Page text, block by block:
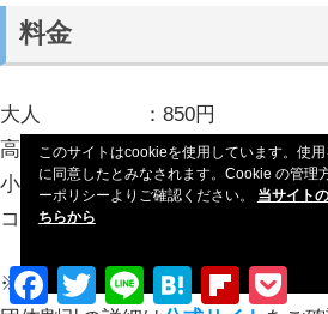
料金
大人 ：850円
高校生 ：550円
小中学生 ：350円
コインロッカー：100円
※20名以上の団体であれば団体割
Facebook
TwitterLine HatenaFlipboard
このサイトはcookieを使用しています。使
に同意したとみなされます。Cookie の管理
ーポリシーよりご確認ください。 当サイト
ちらから